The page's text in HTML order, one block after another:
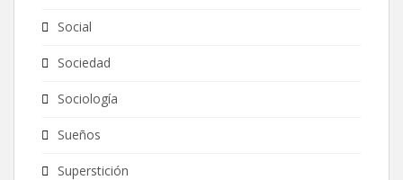
Social
Sociedad
Sociología
Sueños
Superstición